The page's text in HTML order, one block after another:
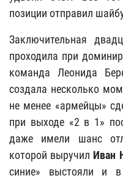
позиции отправил
Заключительная
проходила при
команда Леонида
создала несколько
не менее «армейцы»
при выходе «2 в 1»
даже имели шанс
которой выручил Иван
синие» выстояли и